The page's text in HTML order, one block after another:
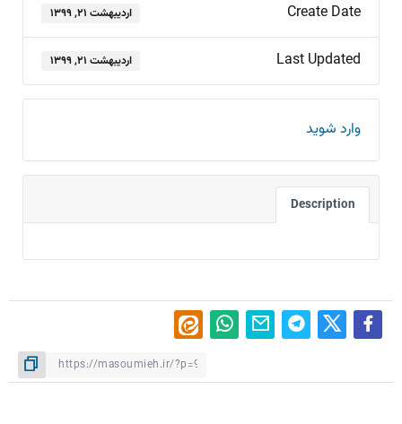
Create Date اردیبهشت ۲۱, ۱۳۹۹
Last Updated اردیبهشت ۲۱, ۱۳۹۹
وارد شوید
Description